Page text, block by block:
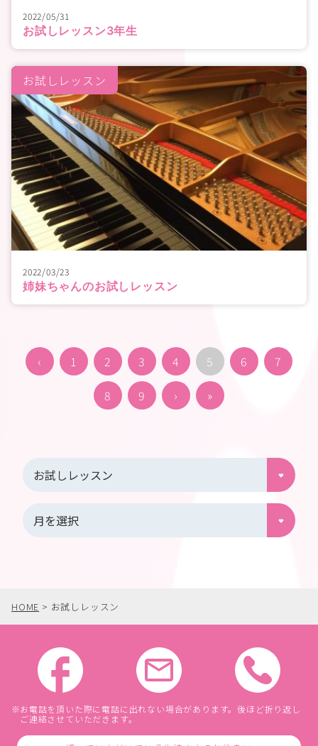
2022/05/31
お試しレッスン3年生
2022/03/23
姉妹ちゃんのお試しレッスン
お試しレッスン
‹ 1 2 3 4 5 6
7
8
9 › »
HOME > お試しレッスン
お電話を頂いた際に電話に出れない場合があります。後ほど折り返し
ご連絡させていただきます。